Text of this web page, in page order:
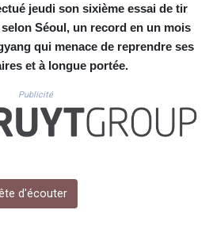
DKK 7.477932
DOP 67.289164
DZD 152.967099
EGP 57.293288
FJD 2.553384
FKP 0.8566
GGP 0.8566
GHS 13.526832
jeudi son sixième essai de tir
Séoul, un record en un mois
qui menace de reprendre ses
et à longue portée.
Publicité
d'écouter